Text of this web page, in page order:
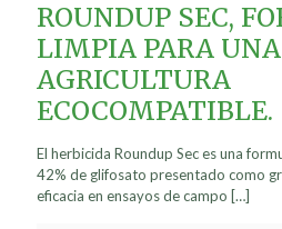
ROUNDUP SEC,
LIMPIA PARA UNA
AGRICULTURA
ECOCOMPATIBLE.
El herbicida Roundup Sec es una
42% de glifosato presentado como
eficacia en ensayos de campo […]